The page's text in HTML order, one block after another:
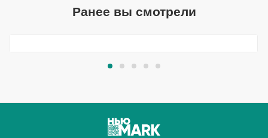
Ранее вы смотрели